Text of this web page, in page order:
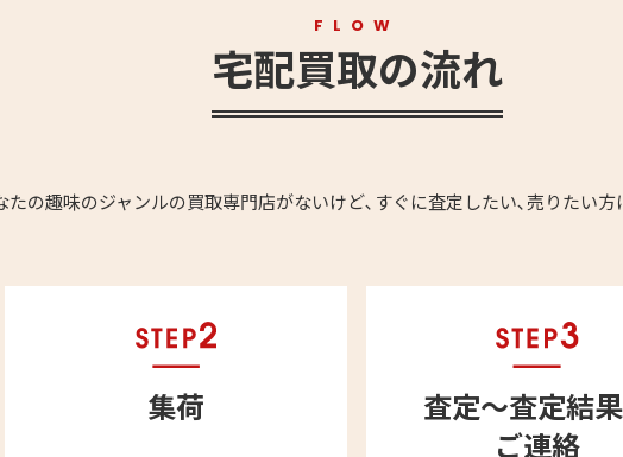
FLOW
宅配買取の流れ
たの趣味のジャンルの買取専門店がないけど､すぐに査定したい､売りたい
集荷
査定～査定結
ご連絡